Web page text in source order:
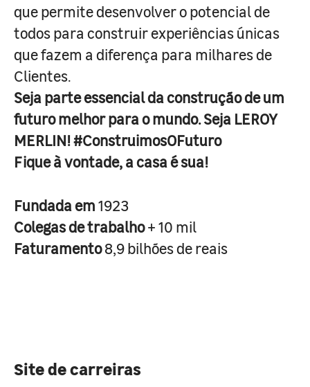
que permite desenvolver o potencial de
todos para construir experiências únicas
que fazem a diferença para milhares de
Clientes.
Seja parte essencial da construção de um
futuro melhor para o mundo. Seja LEROY
MERLIN! #ConstruimosOFuturo
Fique à vontade, a casa é sua!
Fundada em1923
Colegas de trabalho+ 10 mil
Faturamento8,9 bilhões de reais
Site de carreiras